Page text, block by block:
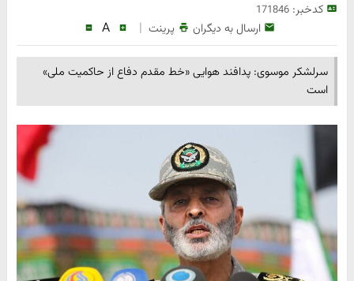
کدخبر:171846
ارسال به دیگران پرینت |
A
سرلشکر موسوی: پدافند هوایی «خط مقدم دفاع از حاکمیت ملی»
است